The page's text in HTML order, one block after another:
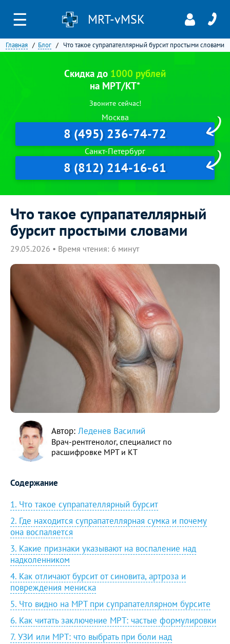
☰ MRT-vMSK
Главная Блог Что такое супрапателлярный бурсит простыми словами
Что такое супрапателлярный
бурсит простыми словами
29.05.2026 • Время чтения: 6 минут
Автор: Леденев Василий
Врач-рентгенолог, специалист по
расшифровке МРТ и КТ
Содержание
1. Что такое супрапателлярный бурсит
2. Где находится супрапателлярная сумка и почему
она воспаляется
3. Какие признаки указывают на воспаление над
надколенником
4. Как отличают бурсит от синовита, артроза и
повреждения мениска
5. Что видно на МРТ при супрапателлярном бурсите
6. Как читать заключение МРТ: частые формулировки
7. УЗИ или МРТ: что выбрать при боли над
Скидка до 1000 рублей
на МРТ/КТ*
Звоните сейчас!
Москва
8 (495) 236-74-72
Санкт-Петербург
8 (812) 214-16-61